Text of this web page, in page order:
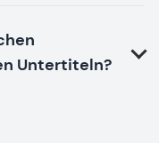
Untertiteln?